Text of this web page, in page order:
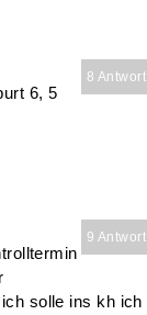
8 Antwort
6, 5
9 Antwort
solle ins kh ich